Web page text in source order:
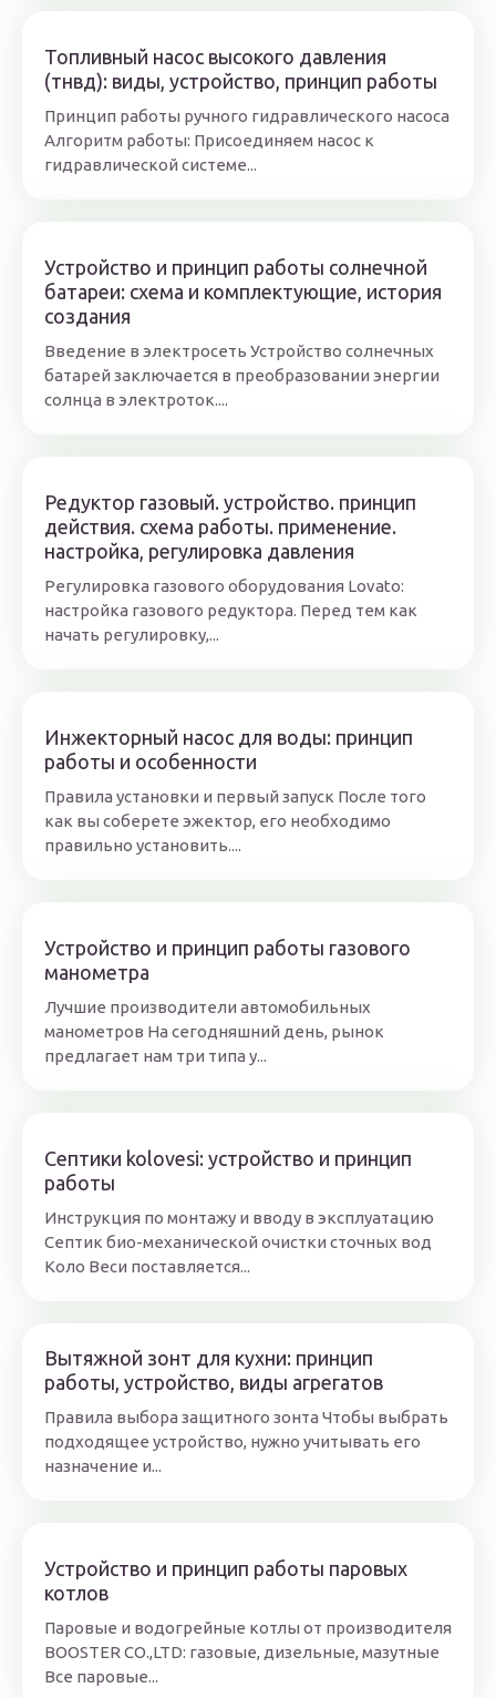
Топливный насос высокого давления
(тнвд): виды, устройство, принцип работы
Принцип работы ручного гидравлического насоса
Алгоритм работы: Присоединяем насос к
гидравлической системе...
Устройство и принцип работы солнечной
батареи: схема и комплектующие, история
создания
Введение в электросеть Устройство солнечных
батарей заключается в преобразовании энергии
солнца в электроток....
Редуктор газовый. устройство. принцип
действия. схема работы. применение.
настройка, регулировка давления
Регулировка газового оборудования Lovato:
настройка газового редуктора. Перед тем как
начать регулировку,...
Инжекторный насос для воды: принцип
работы и особенности
Правила установки и первый запуск После того
как вы соберете эжектор, его необходимо
правильно установить....
Устройство и принцип работы газового
манометра
Лучшие производители автомобильных
манометров На сегодняшний день, рынок
предлагает нам три типа у...
Септики kolovesi: устройство и принцип
работы
Инструкция по монтажу и вводу в эксплуатацию
Септик био-механической очистки сточных вод
Коло Веси поставляется...
Вытяжной зонт для кухни: принцип
работы, устройство, виды агрегатов
Правила выбора защитного зонта Чтобы выбрать
подходящее устройство, нужно учитывать его
назначение и...
Устройство и принцип работы паровых
котлов
Паровые и водогрейные котлы от производителя
BOOSTER CO.,LTD: газовые, дизельные, мазутные
Все паровые...